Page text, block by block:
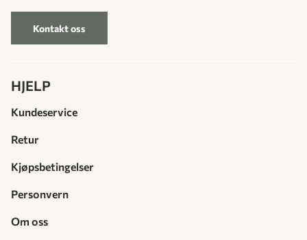
Kontakt oss
HJELP
Kundeservice
Retur
Kjøpsbetingelser
Personvern
Om oss